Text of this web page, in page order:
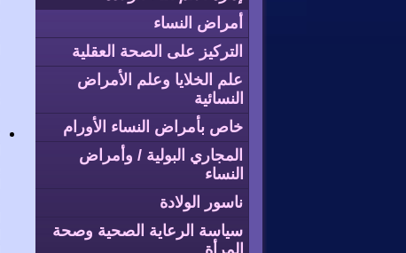
أمراض النساء
التركيز على الصحة العقلية
علم الخلايا وعلم الأمراض
النسائية
خاص بأمراض النساء الأورام
المجاري البولية / وأمراض
النساء
ناسور الولادة
سياسة الرعاية الصحية وصحة
المرأة